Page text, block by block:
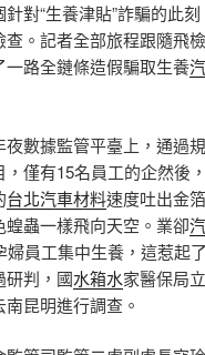
針對“生養津貼”詐騙的此
查。記者全部旅程跟隨飛
一路全鏈條造假騙取生養
夜數據監管平臺上，通過
僅有15名員工的企然後
台北汽車材料速度吐出金
蟲一樣飛向天空。業卻
婦員工集中生養，這惹起
研判，國水箱水家醫保局
昆明進行調查。